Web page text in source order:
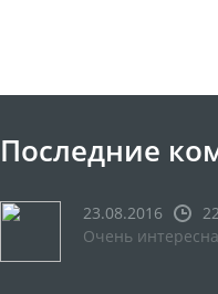
Последние
23.08.2016
Очень